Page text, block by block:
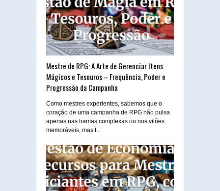
Mestre de RPG: A Arte de Gerenciar Itens
Mágicos e Tesouros – Frequência, Poder e
Progressão da Campanha
Como mestres experientes, sabemos que o
coração de uma campanha de RPG não pulsa
apenas nas tramas complexas ou nos vilões
memoráveis, mas t...